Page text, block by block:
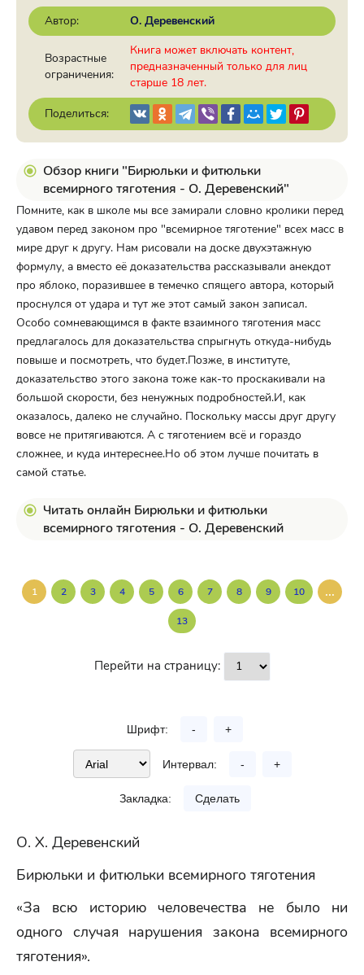
Автор:
О. Деревенский
Возрастные
ограничения:
Книга может включать контент,
предназначенный только для лиц
старше 18 лет.
Поделиться:
Обзор книги "Бирюльки и фитюльки
всемирного тяготения - О. Деревенский"
Помните, как в школе мы все замирали словно кролики перед
удавом перед законом про "всемирное тяготение" всех масс в
мире друг к другу. Нам рисовали на доске двухэтажную
формулу, а вместо её доказательства рассказывали анекдот
про яблоко, поразившее в темечко спящего автора, который
проснулся от удара и тут же этот самый закон записал.
Особо сомневающимся в факте взаимного тяготения масс
предлагалось для доказательства спрыгнуть откуда-нибудь
повыше и посмотреть, что будет.Позже, в институте,
доказательство этого закона тоже как-то проскакивали на
большой скорости, без ненужных подробностей.И, как
оказалось, далеко не случайно. Поскольку массы друг другу
вовсе не притягиваются. А с тяготением всё и гораздо
сложнее, и куда интереснее.Но об этом лучше почитать в
самой статье.
Читать онлайн Бирюльки и фитюльки
всемирного тяготения - О. Деревенский
1 2 3 4 5 6 7 8 9 10 ...
13
Перейти на страницу:
Шрифт: - +
Интервал: - +
Закладка: Сделать
О. Х. Деревенский
Бирюльки и фитюльки всемирного тяготения
«За всю историю человечества не было ни
одного случая нарушения закона всемирного
тяготения».